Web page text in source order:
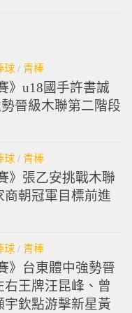
球 / 青棒
》u18國手許書誠
晉級木聯第二階段
球 / 青棒
》張乙安挑戰木聯
商朝冠軍目標前進
球 / 青棒
》台東體中強勢晉
王牌汪昆峰、曾
宇欽點游擊新星黃